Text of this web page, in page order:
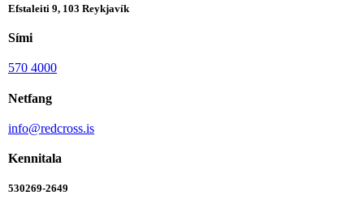
Efstaleiti 9, 103 Reykjavík
Sími
570 4000
Netfang
info@redcross.is
Kennitala
530269-2649